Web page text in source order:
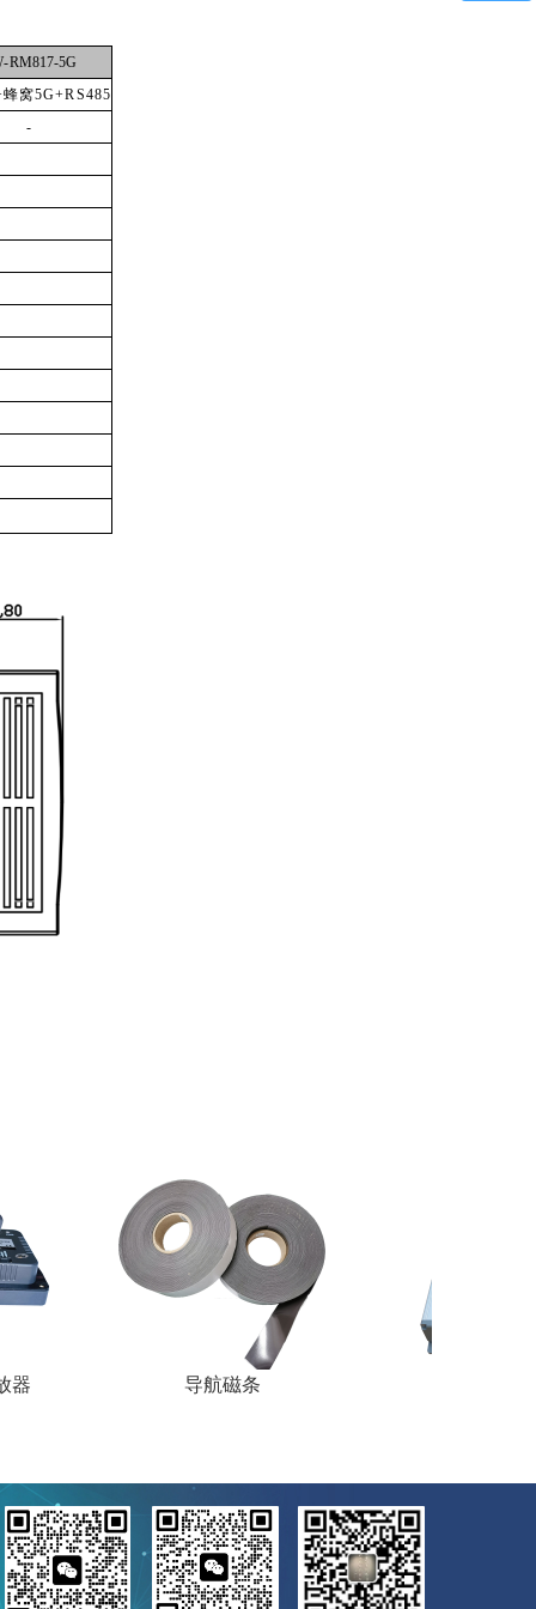
-RM817-5G
蜂窝5G+RS485
-